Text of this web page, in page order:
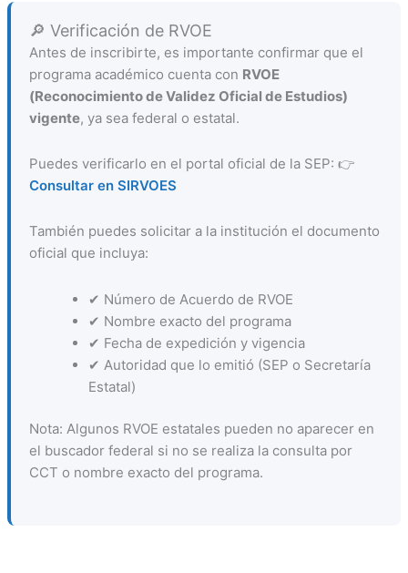
🔎 Verificación de RVOE
Antes de inscribirte, es importante confirmar que el
programa académico cuenta con RVOE
(Reconocimiento de Validez Oficial de Estudios)
vigente, ya sea federal o estatal.
Puedes verificarlo en el portal oficial de la SEP: 👉
Consultar en SIRVOES
También puedes solicitar a la institución el documento
oficial que incluya:
✔ Número de Acuerdo de RVOE
✔ Nombre exacto del programa
✔ Fecha de expedición y vigencia
✔ Autoridad que lo emitió (SEP o Secretaría
Estatal)
Nota: Algunos RVOE estatales pueden no aparecer en
el buscador federal si no se realiza la consulta por
CCT o nombre exacto del programa.